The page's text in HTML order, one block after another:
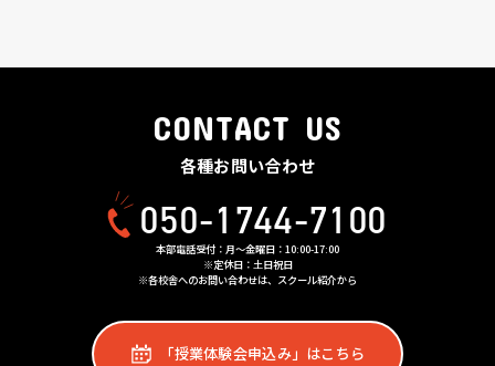
CONTACT US
各種お問い合わせ
050-1744-7100
本部電話受付：月〜金曜日：10:00-17:00
※定休日：土日祝日
※各校舎へのお問い合わせは、スクール紹介から
「授業体験会申込み」はこちら